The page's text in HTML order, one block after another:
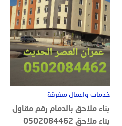
خدمات واعمال متفرقة
بناء ملاحق بالدمام رقم مقاول
بناء ملاحق 0502084462